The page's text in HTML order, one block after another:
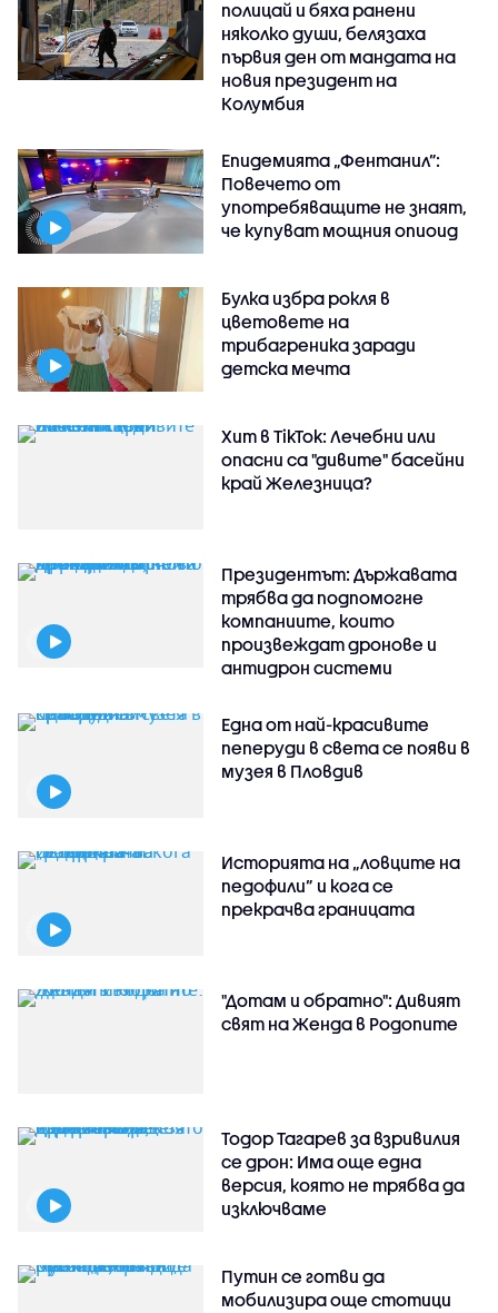
полицай и бяха ранени
няколко души, белязаха
първия ден от мандата на
новия президент на
Колумбия
Епидемията „Фентанил”:
Повечето от
употребяващите не знаят,
че купуват мощния опиоид
Булка избра рокля в
цветовете на
трибагреника заради
детска мечта
Хит в TikTok: Лечебни или
опасни са "дивите" басейни
край Железница?
Президентът: Държавата
трябва да подпомогне
компаниите, които
произвеждат дронове и
антидрон системи
Една от най-красивите
пеперуди в света се появи в
музея в Пловдив
Историята на „ловците на
педофили” и кога се
прекрачва границата
"Дотам и обратно": Дивият
свят на Женда в Родопите
Тодор Тагарев за взривилия
се дрон: Има още една
версия, която не трябва да
изключваме
Путин се готви да
мобилизира още стотици